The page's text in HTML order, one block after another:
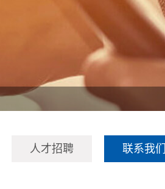
人才招聘 联系我们